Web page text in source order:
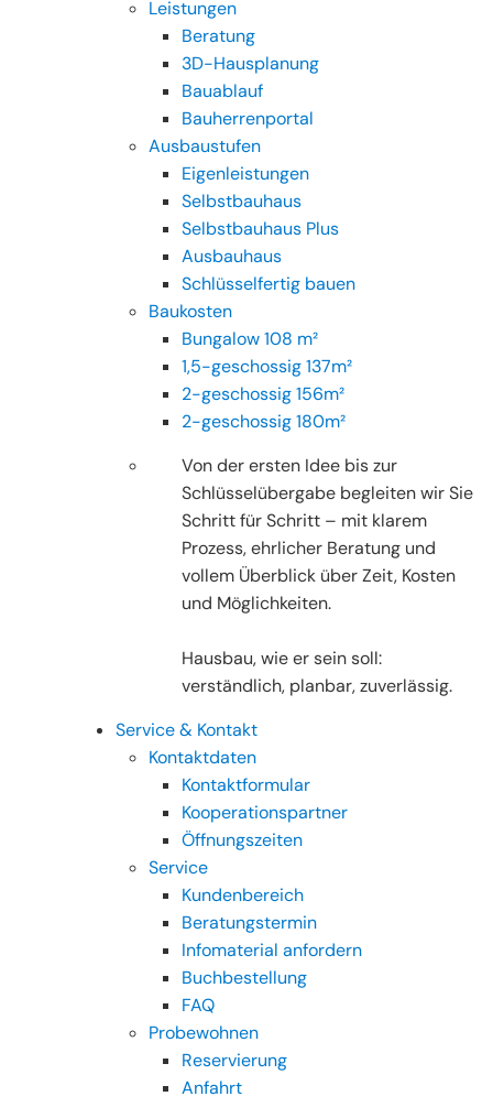
Leistungen
Beratung
3D-Hausplanung
Bauablauf
Bauherrenportal
Ausbaustufen
Eigenleistungen
Selbstbauhaus
Selbstbauhaus Plus
Ausbauhaus
Schlüsselfertig bauen
Baukosten
Bungalow 108 m²
1,5-geschossig 137m²
2-geschossig 156m²
2-geschossig 180m²
Von der ersten Idee bis zur
Schlüsselübergabe begleiten wir Sie
Schritt für Schritt – mit klarem
Prozess, ehrlicher Beratung und
vollem Überblick über Zeit, Kosten
und Möglichkeiten.
Hausbau, wie er sein soll:
verständlich, planbar, zuverlässig.
Service & Kontakt
Kontaktdaten
Kontaktformular
Kooperationspartner
Öffnungszeiten
Service
Kundenbereich
Beratungstermin
Infomaterial anfordern
Buchbestellung
FAQ
Probewohnen
Reservierung
Anfahrt